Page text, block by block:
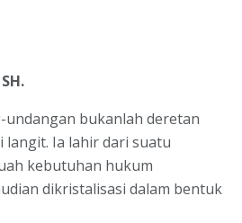
bukanlah deretan
Ia lahir dari suatu
kebutuhan hukum
dikristalisasi dalam bentuk